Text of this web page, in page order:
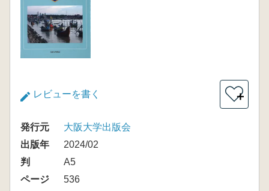
レビューを書く ＋
発行元
大阪大学出版会
出版年
2024/02
判
A5
ページ
536